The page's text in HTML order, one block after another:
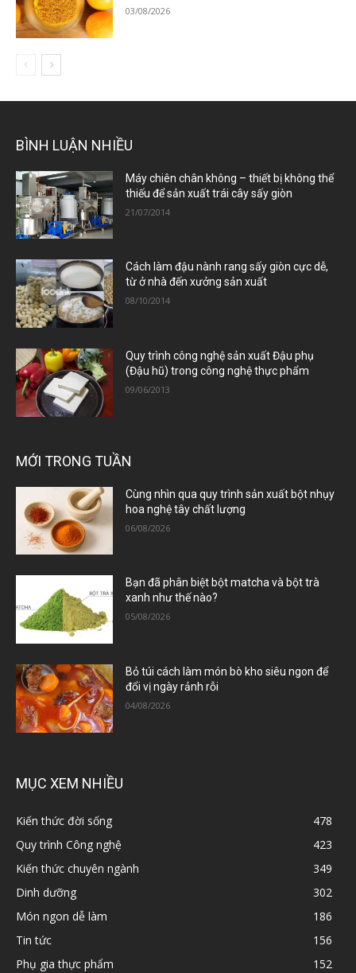
03/08/2026
BÌNH LUẬN NHIỀU
Máy chiên chân không – thiết bị không thể
thiếu để sản xuất trái cây sấy giòn
21/07/2014
Cách làm đậu nành rang sấy giòn cực dễ,
từ ở nhà đến xưởng sản xuất
08/10/2014
Quy trình công nghệ sản xuất Đậu phụ
(Đậu hũ) trong công nghệ thực phẩm
09/06/2013
MỚI TRONG TUẦN
Cùng nhìn qua quy trình sản xuất bột nhụy
hoa nghệ tây chất lượng
06/08/2026
Bạn đã phân biệt bột matcha và bột trà
xanh như thế nào?
05/08/2026
Bỏ túi cách làm món bò kho siêu ngon để
đổi vị ngày rảnh rỗi
04/08/2026
MỤC XEM NHIỀU
Kiến thức đời sống
478
Quy trình Công nghệ
423
Kiến thức chuyên ngành
349
Dinh dưỡng
302
Món ngon dễ làm
186
Tin tức
156
Phụ gia thực phẩm
152